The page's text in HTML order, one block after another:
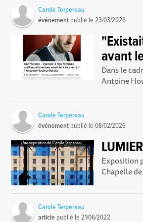
Carole Terpereau
événement publié le23/03/2026
avant
Dans le
Antoine
Carole Terpereau
événement publié le08/02/2026
Exposition
Chapelle
Carole Terpereau
article publié le21/06/2022